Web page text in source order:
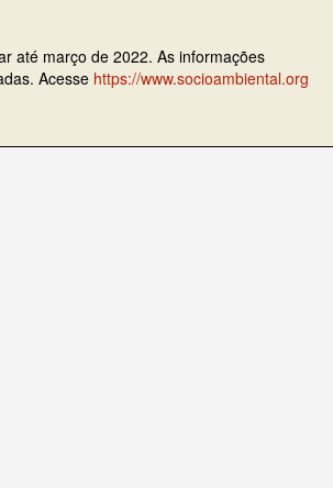
até março de 2022. As informações
Acesse https://www.socioambiental.org